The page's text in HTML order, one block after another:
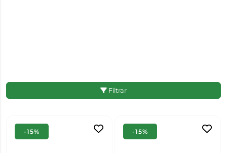
Filtrar
-15% -15%